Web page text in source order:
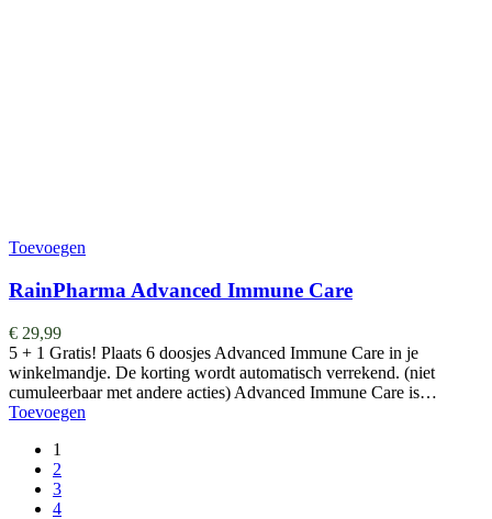
Toevoegen
RainPharma Advanced Immune Care
€ 29,99
5 + 1 Gratis! Plaats 6 doosjes Advanced Immune Care in je
winkelmandje. De korting wordt automatisch verrekend. (niet
cumuleerbaar met andere acties) Advanced Immune Care is…
Toevoegen
1
2
3
4